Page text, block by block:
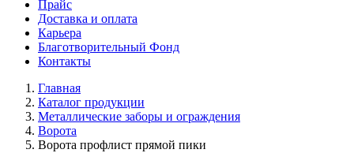
Прайс
Доставка и оплата
Карьера
Благотворительный Фонд
Контакты
Главная
Каталог продукции
Металлические заборы и ограждения
Ворота
Ворота профлист прямой пики